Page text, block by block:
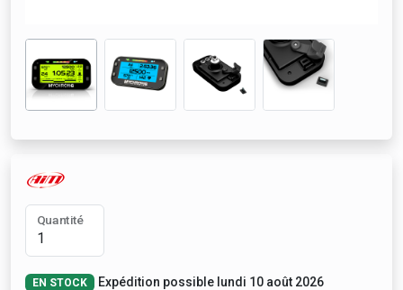
Quantité
EN STOCK Expédition possible lundi 10 août 2026